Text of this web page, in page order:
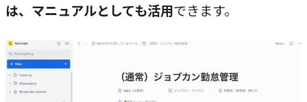
は、マニュアルとしても活用できます。